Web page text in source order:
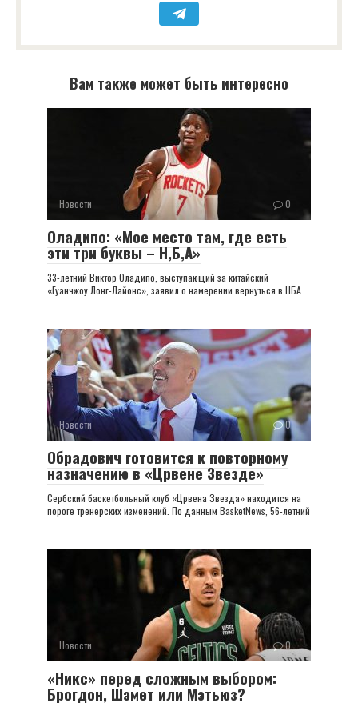
Вам также может быть интересно
Новости 0
Оладипо: «Мое место там, где есть
эти три буквы – Н,Б,А»
33-летний Виктор Оладипо, выступающий за китайский
«Гуанчжоу Лонг-Лайонс», заявил о намерении вернуться в НБА.
Новости 0
Обрадович готовится к повторному
назначению в «Црвене Звезде»
Сербский баскетбольный клуб «Црвена Звезда» находится на
пороге тренерских изменений. По данным BasketNews, 56-летний
Новости 0
«Никс» перед сложным выбором:
Брогдон, Шэмет или Мэтьюз?